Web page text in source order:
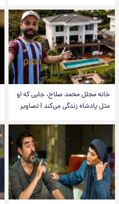
خانه مجلل محمد صلاح، جایی که او
مثل پادشاه زندگی می‌کند | تصاویر